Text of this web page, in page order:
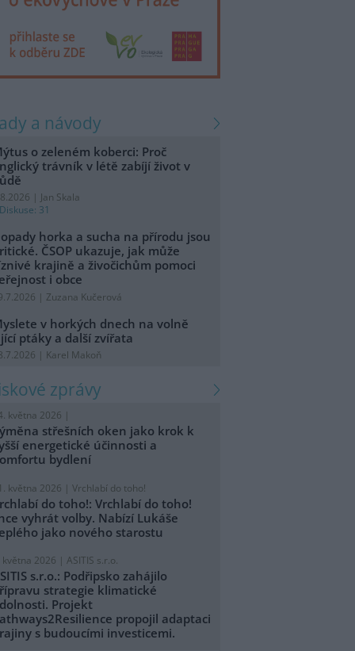
a návody
o zeleném koberci: Proč
trávník v létě zabíjí život v
| Jan Skala
Diskuse: 31
horka a sucha na přírodu jsou
ČSOP ukazuje, jak může
krajině a živočichům pomoci
i obce
| Zuzana Kučerová
v horkých dnech na volně
ptáky a další zvířata
| Karel Makoň
zprávy
května 2026 |
střešních oken jako krok k
energetické účinnosti a
bydlení
května 2026 | Vrchlabí do toho!
do toho!: Vrchlabí do toho!
vyhrát volby. Nabízí Lukáše
jako nového starostu
května 2026 | ASITIS s.r.o.
s.r.o.: Podřipsko zahájilo
strategie klimatické
Projekt
propojil adaptaci
s budoucími investicemi.